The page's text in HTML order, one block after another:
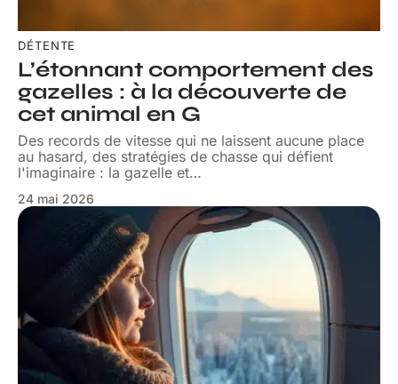
DÉTENTE
L’étonnant comportement des
gazelles : à la découverte de
cet animal en G
Des records de vitesse qui ne laissent aucune place
au hasard, des stratégies de chasse qui défient
l'imaginaire : la gazelle et…
24 mai 2026